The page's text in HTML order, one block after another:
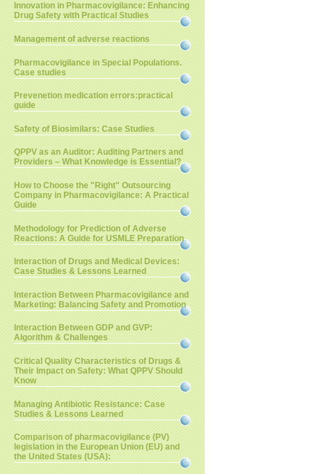
Innovation in Pharmacovigilance: Enhancing
Drug Safety with Practical Studies
Management of adverse reactions
Pharmacovigilance in Special Populations.
Case studies
Prevenetion medication errors:practical
guide
Safety of Biosimilars: Case Studies
QPPV as an Auditor: Auditing Partners and
Providers – What Knowledge is Essential?
How to Choose the "Right" Outsourcing
Company in Pharmacovigilance: A Practical
Guide
Methodology for Prediction of Adverse
Reactions: A Guide for USMLE Preparation
Interaction of Drugs and Medical Devices:
Case Studies & Lessons Learned
Interaction Between Pharmacovigilance and
Marketing: Balancing Safety and Promotion
Interaction Between GDP and GVP:
Algorithm & Challenges
Critical Quality Characteristics of Drugs &
Their Impact on Safety: What QPPV Should
Know
Managing Antibiotic Resistance: Case
Studies & Lessons Learned
Comparison of pharmacovigilance (PV)
legislation in the European Union (EU) and
the United States (USA):